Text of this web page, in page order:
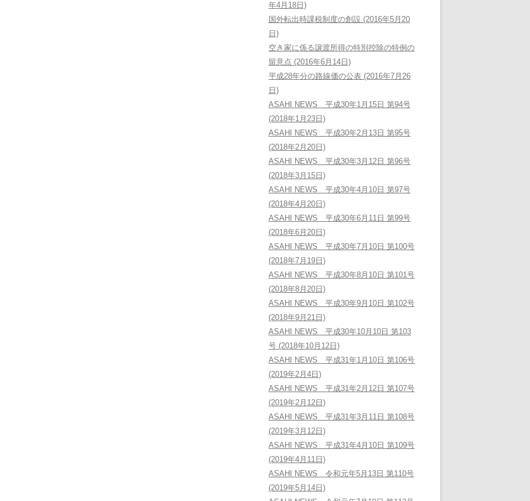
年4月18日)
国外転出時課税制度の創設 (2016年5月20
日)
空き家に係る譲渡所得の特別控除の特例の
留意点 (2016年6月14日)
平成28年分の路線価の公表 (2016年7月26
日)
ASAHI NEWS 平成30年1月15日 第94号
(2018年1月23日)
ASAHI NEWS 平成30年2月13日 第95号
(2018年2月20日)
ASAHI NEWS 平成30年3月12日 第96号
(2018年3月15日)
ASAHI NEWS 平成30年4月10日 第97号
(2018年4月20日)
ASAHI NEWS 平成30年6月11日 第99号
(2018年6月20日)
ASAHI NEWS 平成30年7月10日 第100号
(2018年7月19日)
ASAHI NEWS 平成30年8月10日 第101号
(2018年8月20日)
ASAHI NEWS 平成30年9月10日 第102号
(2018年9月21日)
ASAHI NEWS 平成30年10月10日 第103
号 (2018年10月12日)
ASAHI NEWS 平成31年1月10日 第106号
(2019年2月4日)
ASAHI NEWS 平成31年2月12日 第107号
(2019年2月12日)
ASAHI NEWS 平成31年3月11日 第108号
(2019年3月12日)
ASAHI NEWS 平成31年4月10日 第109号
(2019年4月11日)
ASAHI NEWS 令和元年5月13日 第110号
(2019年5月14日)